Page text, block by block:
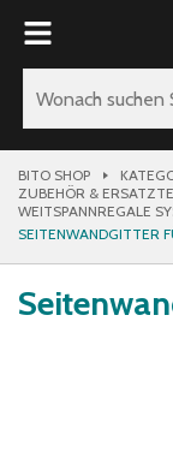
BITO SHOP
ZUBEHÖR &
WEITSPANNREGALE
SEITENWANDGITTER